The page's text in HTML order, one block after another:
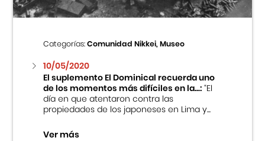
Categorías:Comunidad Nikkei, Museo
10/05/2020
El suplemento El Dominical recuerda uno
de los momentos más difíciles en la...:“El
día en que atentaron contra las
propiedades de los japoneses en Lima y...
Ver más